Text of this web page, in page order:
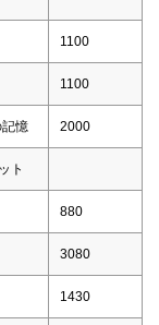
1100
1100
憶 2000
ト
880
3080
1430